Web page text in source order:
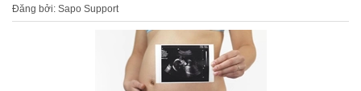
Đăng bởi: Sapo Support